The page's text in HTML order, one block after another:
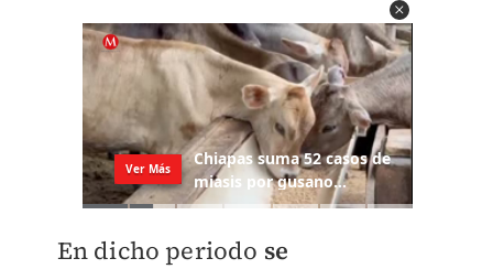
En dicho periodo se